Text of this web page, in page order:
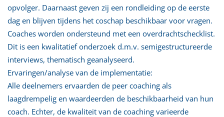
opvolger. Daarnaast geven zij een rondleiding op de eerste
dag en blijven tijdens het coschap beschikbaar voor vragen.
Coaches worden ondersteund met een overdrachtschecklist.
Dit is een kwalitatief onderzoek d.m.v. semigestructureerde
interviews, thematisch geanalyseerd.
Ervaringen/analyse van de implementatie:
Alle deelnemers ervaarden de peer coaching als
laagdrempelig en waardeerden de beschikbaarheid van hun
coach. Echter, de kwaliteit van de coaching varieerde